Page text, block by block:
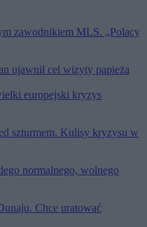
zawodnikiem MLS. „Polacy
ujawnił cel wizyty papieża
europejski kryzys
szturmem. Kulisy kryzysu w
normalnego, wolnego
Chce uratować